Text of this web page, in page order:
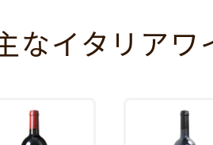
なイタリアワ